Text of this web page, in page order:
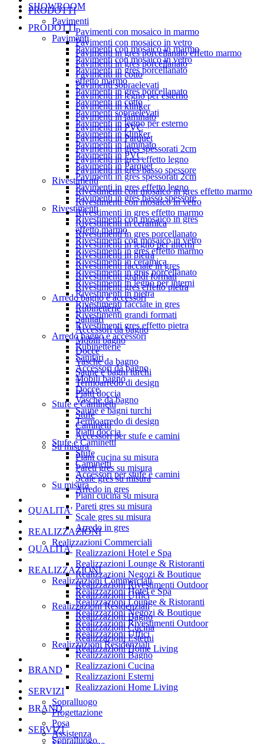
SHOWROOM
PRODOTTI
Pavimenti
Pavimenti con mosaico in marmo
Pavimenti con mosaico in vetro
Pavimenti in gres porcellanato
effetto marmo
Pavimenti in gres porcellanato
Pavimenti in cotto
Pavimenti sopraelevati
Pavimenti in legno per esterno
Pavimenti in klinker
Pavimenti in laminato
Pavimenti in PVC
Pavimenti in Parquet
Pavimenti in gres spessorati 2cm
Pavimenti in gres effetto legno
Pavimenti in gres basso spessore
Rivestimenti
Rivestimenti con mosaico in gres
effetto marmo
Rivestimenti con mosaico in vetro
Rivestimenti in gres effetto marmo
Rivestimenti in ceramica
Rivestimenti in gres porcellanato
Rivestimenti in legno per interni
Rivestimenti in pietra
Rivestimenti facciate in gres
Rivestimenti grandi formati
Rivestimenti gres effetto pietra
Arredo bagno e accessori
Rubinetterie
Sanitari
Accessori da bagno
Mobili bagno
Docce
Vasche da bagno
Saune e bagni turchi
Termoarredo di design
Piatti doccia
Stufe e Caminetti
Stufe
Caminetti
Accessori per stufe e camini
Su misura
Piani cucina su misura
Pareti gres su misura
Scale gres su misura
Arredo in gres
QUALITA'
REALIZZAZIONI
Realizzazioni Commerciali
Realizzazioni Hotel e Spa
Realizzazioni Lounge & Ristoranti
Realizzazioni Negozi & Boutique
Realizzazioni Rivestimenti Outdoor
Realizzazioni Uffici
Realizzazioni Residenziali
Realizzazioni Bagno
Realizzazioni Cucina
Realizzazioni Esterni
Realizzazioni Home Living
BRAND
SERVIZI
Sopralluogo
PRODOTTI
Pavimenti
Pavimenti con mosaico in marmo
Pavimenti con mosaico in vetro
Pavimenti in gres porcellanato effetto marmo
Pavimenti in gres porcellanato
Pavimenti in cotto
Pavimenti sopraelevati
Pavimenti in legno per esterno
Pavimenti in klinker
Pavimenti in laminato
Pavimenti in PVC
Pavimenti in Parquet
Pavimenti in gres spessorati 2cm
Pavimenti in gres effetto legno
Pavimenti in gres basso spessore
Rivestimenti
Rivestimenti con mosaico in gres effetto marmo
Rivestimenti con mosaico in vetro
Rivestimenti in gres effetto marmo
Rivestimenti in ceramica
Rivestimenti in gres porcellanato
Rivestimenti in legno per interni
Rivestimenti in pietra
Rivestimenti facciate in gres
Rivestimenti grandi formati
Rivestimenti gres effetto pietra
Arredo bagno e accessori
Rubinetterie
Sanitari
Accessori da bagno
Mobili bagno
Docce
Vasche da bagno
Saune e bagni turchi
Termoarredo di design
Piatti doccia
Stufe e Caminetti
Stufe
Caminetti
Accessori per stufe e camini
Su misura
Piani cucina su misura
Pareti gres su misura
Scale gres su misura
Arredo in gres
QUALITA'
REALIZZAZIONI
Realizzazioni Commerciali
Realizzazioni Hotel e Spa
Realizzazioni Lounge & Ristoranti
Realizzazioni Negozi & Boutique
Realizzazioni Rivestimenti Outdoor
Realizzazioni Uffici
Realizzazioni Residenziali
Realizzazioni Bagno
Realizzazioni Cucina
Realizzazioni Esterni
Realizzazioni Home Living
BRAND
SERVIZI
Sopralluogo
Progettazione
Posa
Assistenza